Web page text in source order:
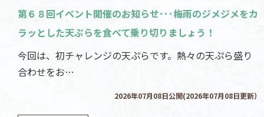
第６８回イベント開催のお知らせ･･･梅雨のジメジメをカ
ラッとした天ぷらを食べて乗り切りましょう！
今回は、初チャレンジの天ぷらです。熱々の天ぷら盛り
合わせをお…
2026年07月08日公開(2026年07月08日更新）